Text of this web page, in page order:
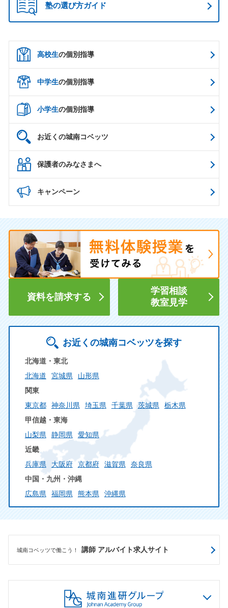
塾の選び方ガイド
高校生の個別指導
中学生の個別指導
小学生の個別指導
お近くの城南コベッツ
保護者のみなさまへ
キャンペーン
資料を請求する
学習相談
教室見学
お近くの城南コベッツを探す
北海道・東北
北海道
宮城県
山形県
関東
東京都
神奈川県 埼玉県 千葉県 茨城県
栃木県
甲信越・東海
山梨県
静岡県
愛知県
近畿
兵庫県
大阪府 京都府 滋賀県
奈良県
中国・九州・沖縄
広島県
福岡県 熊本県 沖縄県
城南コベッツで働こう！ 講師 アルバイト求人サイト